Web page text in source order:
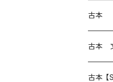
本 の
読書の
本屋の
文芸
近代小
日々 の
古本
本 の
読書の
日本文
古本
日本文
古本 【